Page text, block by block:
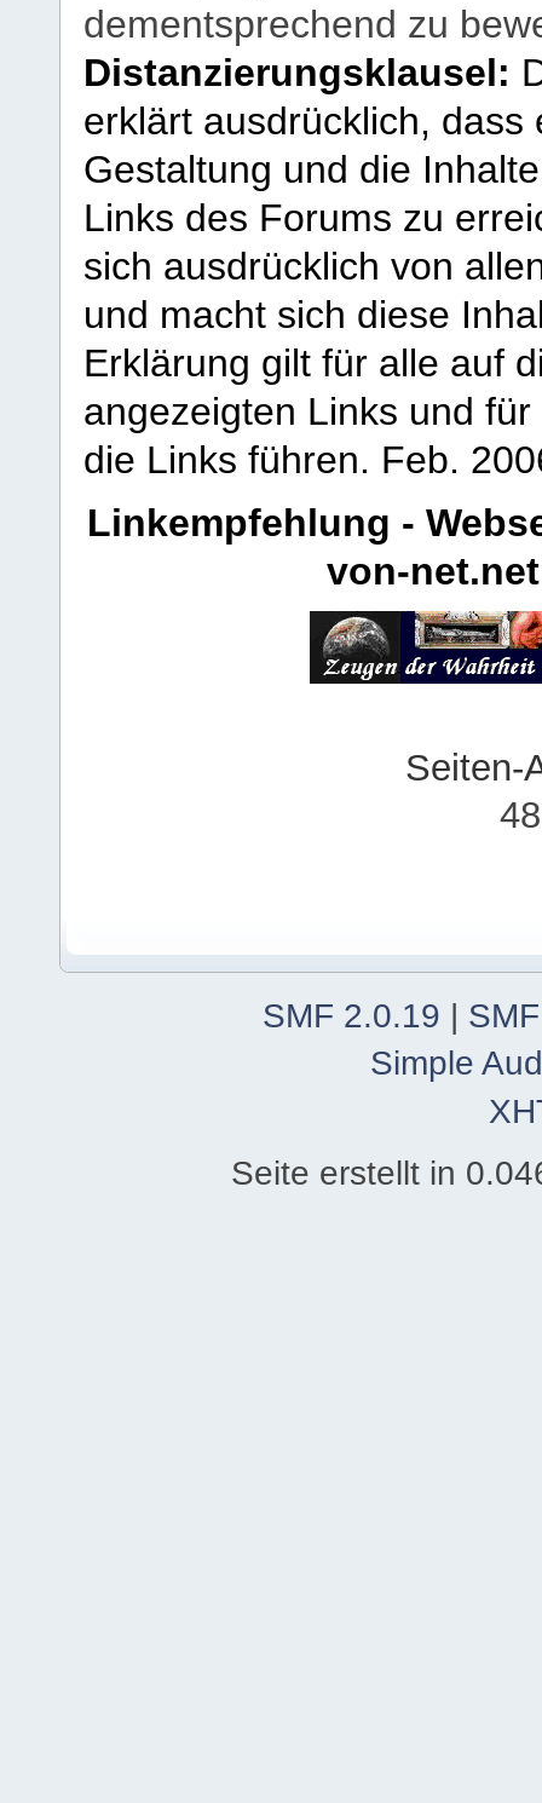
dementsprechend zu
Distanzierungsklausel:
erklärt ausdrücklich,
Gestaltung und die
Links des Forums zu
sich ausdrücklich von
und macht sich diese
Erklärung gilt für alle auf
angezeigten Links und
die Links führen. Feb.
Linkempfehlung -
von-net.net
Seiten-
SMF 2.0.19
Simple
Seite erstellt in